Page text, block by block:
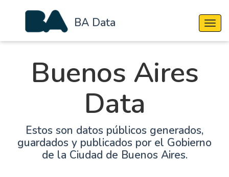
BA Data
Buenos Aires
Data
Estos son datos públicos generados,
guardados y publicados por el Gobierno
de la Ciudad de Buenos Aires.